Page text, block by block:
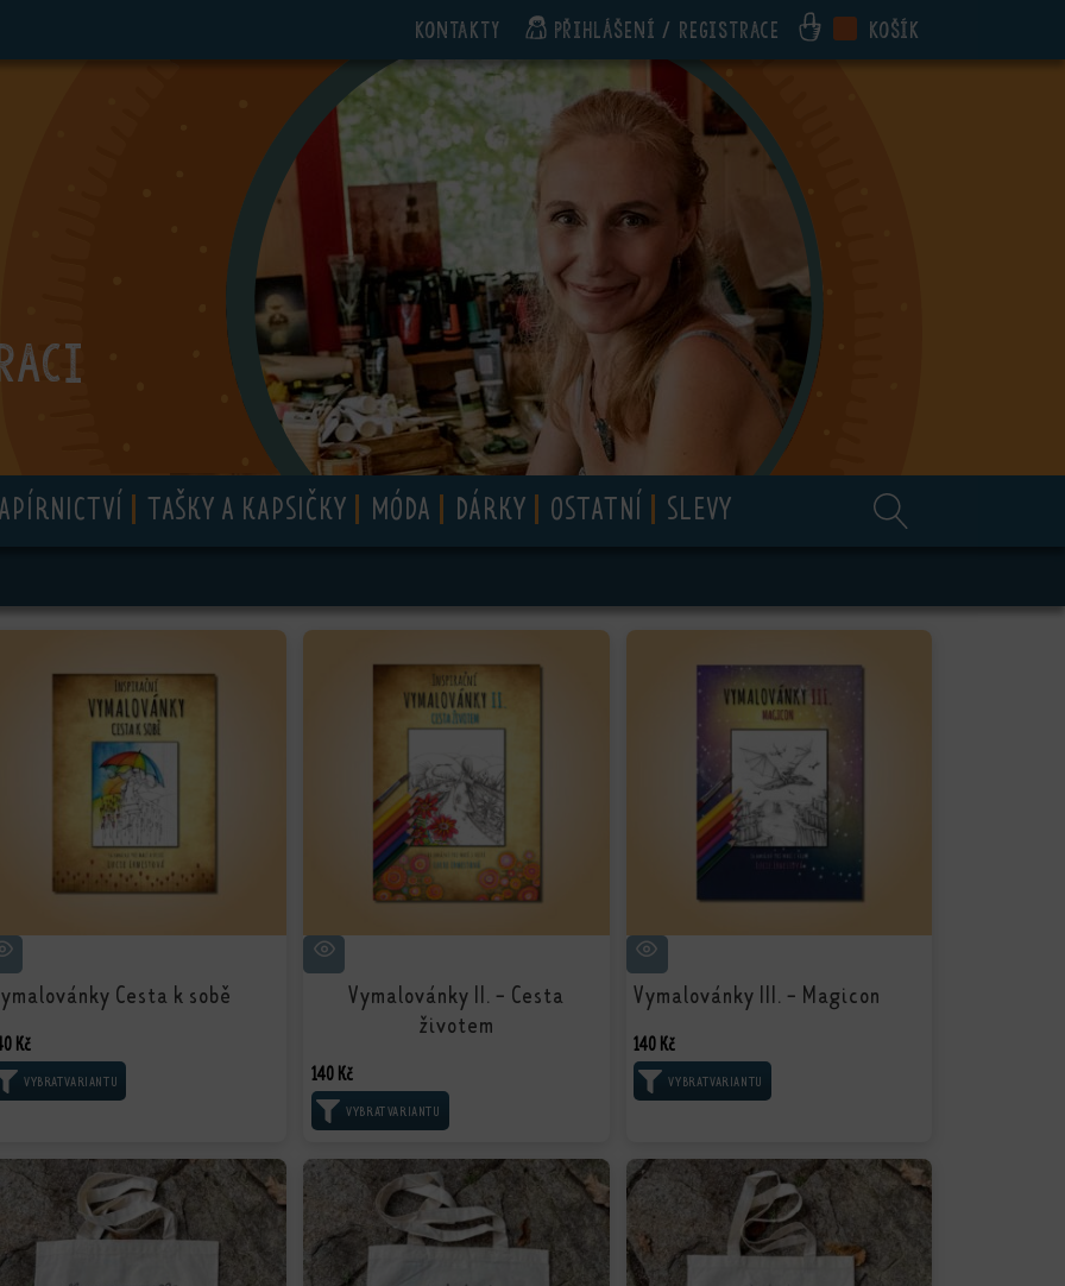
Kontakty Přihlášení / registrace Košík
TAŠKY A KAPSIČKY MÓDA DÁRKY OSTATNÍ SLEVY
Cesta k sobě
Kč
VÝBĚR MOŽNOSTÍ
Vymalovánky II. - Cesta
životem
140 Kč
VÝBĚR MOŽNOSTÍ
Vymalovánky III. - Magicon
140 Kč
VÝBĚR MOŽNOSTÍ